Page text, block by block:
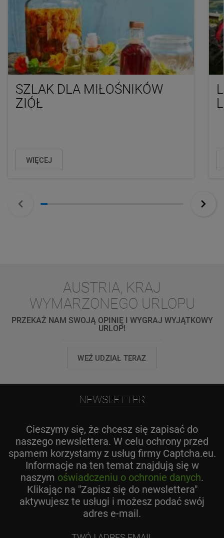
SZLAK DLA MIŁOŚNIKÓW
ZIÓŁ
WIĘCEJ
AUSTRIA, KRAJ
WYMARZONEGO URLOPU
PRZEKAŻ NAM SWOJĄ OPINIĘ I WYGRAJ WYJĄTKOWY
URLOP!
WEŹ UDZIAŁ TERAZ
NEWSLETTER
Cieszymy się, że chcesz się zapisać do
naszego newslettera. W celu ochrony przed
spamem korzystamy z usług firmy Captcha.eu.
Informacje na ten temat znajdują się w
naszym oświadczeniu o ochronie danych.
Klikając na "Zapisz się do newslettera"
aktywujesz te usługi i możesz podać swój
adres e-mail.